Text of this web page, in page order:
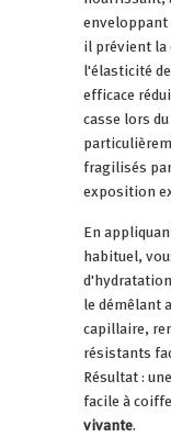
enveloppant
il prévient
l'élasticité
efficace
casse lors
fragilisés
exposition
En
habituel,
le démêlant
capillaire,
résistants
Résultat :
facile à
vivante.